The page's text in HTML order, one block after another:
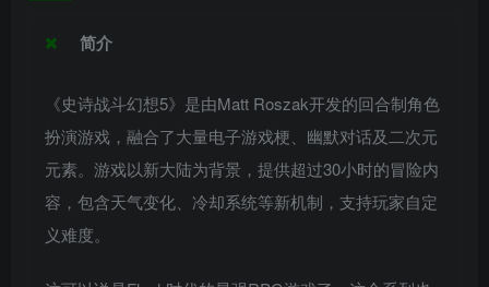
简介
《史诗战斗幻想5》是由Matt Roszak开发的回合制角色
扮演游戏，融合了大量电子游戏梗、幽默对话及二次元
元素。游戏以新大陆为背景，提供超过30小时的冒险内
容，包含天气变化、冷却系统等新机制，支持玩家自定
义难度。